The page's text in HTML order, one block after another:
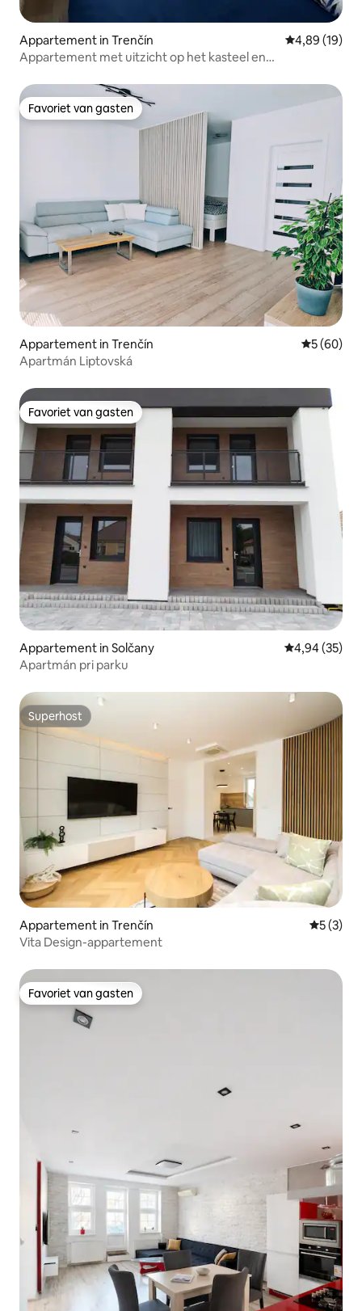
Appartement in Trenčín Gemiddelde
4,89 (19)
Appartement met uitzicht op het kasteel en
Favoriet van gasten
Favoriet van gasten
Appartement in Trenčín
5 (60)
Apartmán Liptovská
Favoriet van gasten
Favoriet van gasten
Appartement in Solčany Gemiddelde
4,94 (35)
Apartmán pri parku
Superhost
Superhost
Appartement in Trenčín
5 (3)
Vita Design-appartement
Favoriet van gasten
Favoriet van gasten